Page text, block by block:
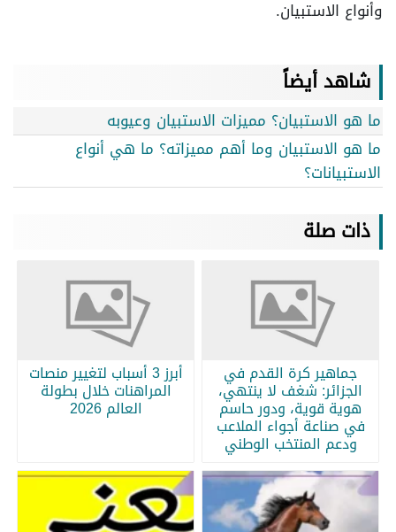
وأنواع الاستبيان.
شاهد أيضاً
ما هو الاستبيان؟ مميزات الاستبيان وعيوبه
ما هو الاستبيان وما أهم مميزاته؟ ما هي أنواع
الاستبيانات؟
ذات صلة
جماهير كرة القدم في
الجزائر: شغف لا ينتهي،
هوية قوية، ودور حاسم
في صناعة أجواء الملاعب
ودعم المنتخب الوطني
أبرز 3 أسباب لتغيير منصات
المراهنات خلال بطولة
العالم 2026